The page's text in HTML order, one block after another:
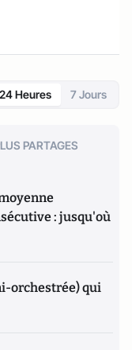
24 Heures 7 Jours
PARTAGES
: jusqu'où
orchestrée) qui